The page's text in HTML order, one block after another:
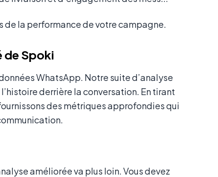
de la performance de votre campagne.
de Spoki
WhatsApp. Notre suite d’analyse
derrière la conversation. En tirant
des métriques approfondies qui
améliorée va plus loin. Vous devez